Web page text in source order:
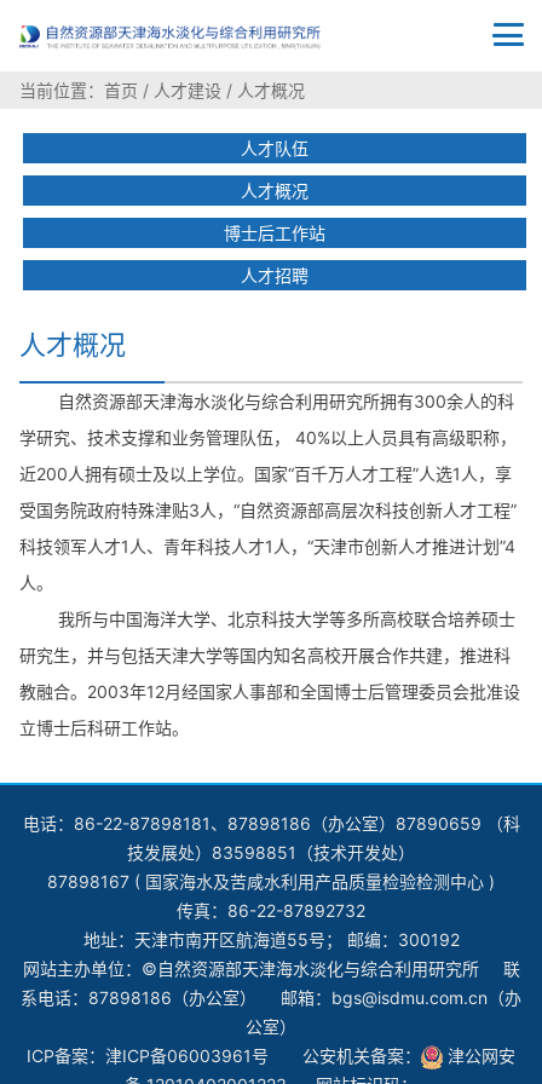
当前位置： 首页 / 人才建设 / 人才概况
人才队伍
人才概况
博士后工作站
人才招聘
人才概况
自然资源部天津海水淡化与综合利用研究所拥有300余人的科
学研究、技术支撑和业务管理队伍， 40%以上人员具有高级职称，
近200人拥有硕士及以上学位。国家“百千万人才工程”人选1人，享
受国务院政府特殊津贴3人，“自然资源部高层次科技创新人才工程”
科技领军人才1人、青年科技人才1人，“天津市创新人才推进计划”4
人。
我所与中国海洋大学、北京科技大学等多所高校联合培养硕士
研究生，并与包括天津大学等国内知名高校开展合作共建，推进科
教融合。2003年12月经国家人事部和全国博士后管理委员会批准设
立博士后科研工作站。
电话：86-22-87898181、87898186（办公室）87890659 （科
技发展处）83598851（技术开发处）
87898167 ( 国家海水及苦咸水利用产品质量检验检测中心 )
传真：86-22-87892732
地址：天津市南开区航海道55号； 邮编：300192
网站主办单位：©自然资源部天津海水淡化与综合利用研究所 联
系电话：87898186（办公室） 邮箱：bgs@isdmu.com.cn（办
公室）
ICP备案： 津ICP备06003961号 公安机关备案：
津公网安